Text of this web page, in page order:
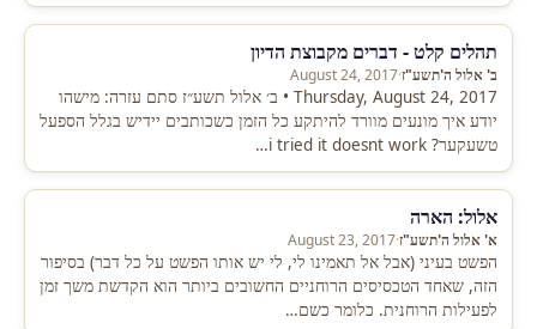
תהלים קלט - דברים מקבוצת הדיון
ב' אלול ה'תשע"ז·
August 24, 2017
Thursday, August 24, 2017 • ב׳ אלול תשע״ז סתם עזרה: מישהו
יודע איך מונעים מוורד להיתקע כל הזמן כשכותבים יידיש בגלל הספעל
טשעקער? i tried it doesnt work…
אלול: הארה
א' אלול ה'תשע"ז·
August 23, 2017
הפשט בעיני (אבל אל תאמינו לי, לי יש אותו הפשט על כל דבר) בסיפור
הזה, שאחד הטכסיסים הרוחניים החשובים ביותר הוא הקדשת משך זמן
לפעילות הרוחנית. כלומר כשם…